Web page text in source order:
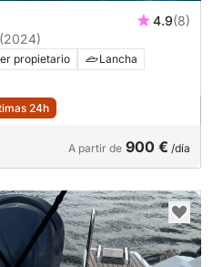
4.9(8)
(2024)
propietario
Lancha
24h
A partir de 900 € /día